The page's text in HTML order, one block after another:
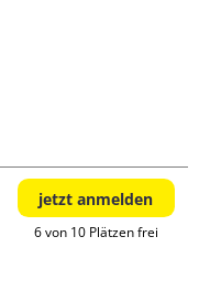
jetzt anmelden
6 von 10 Plätzen frei